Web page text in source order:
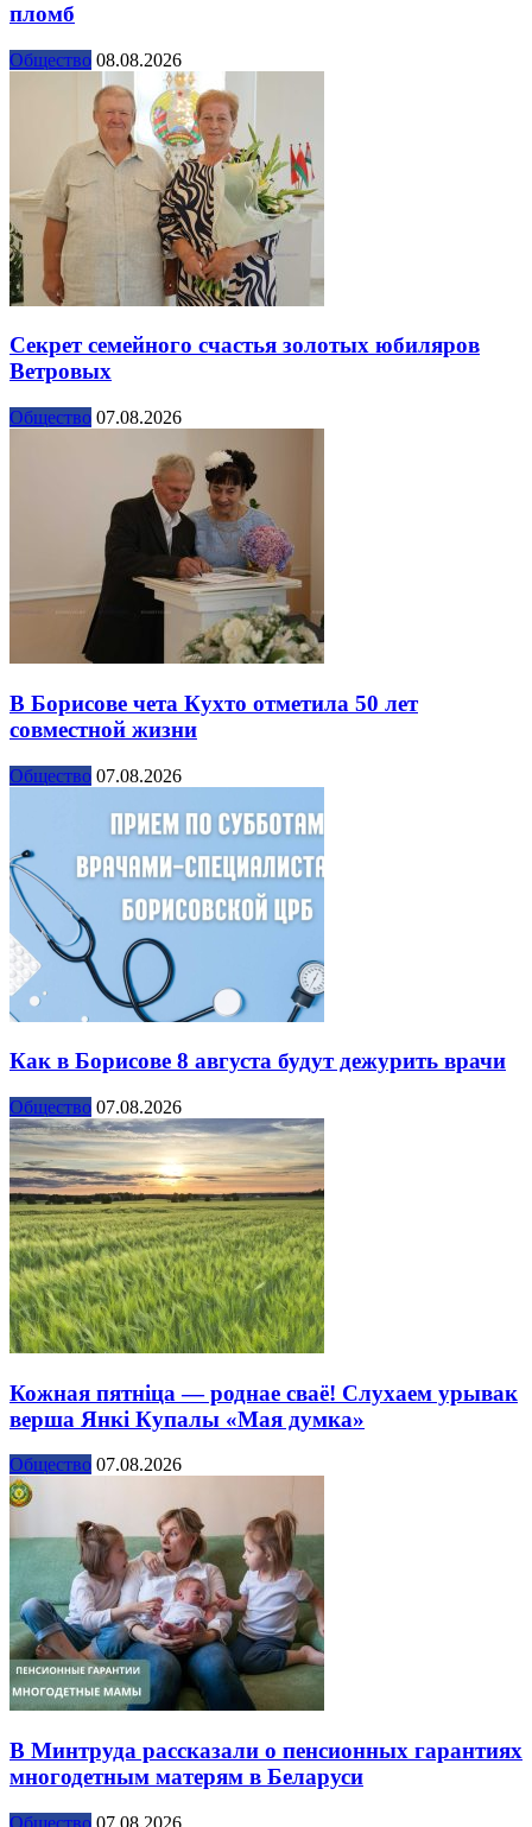
пломб
Общество 08.08.2026
Секрет семейного счастья золотых юбиляров
Ветровых
Общество 07.08.2026
В Борисове чета Кухто отметила 50 лет
совместной жизни
Общество 07.08.2026
Как в Борисове 8 августа будут дежурить врачи
Общество 07.08.2026
Кожная пятніца — роднае сваё! Слухаем урывак
верша Янкі Купалы «Мая думка»
Общество 07.08.2026
В Минтруда рассказали о пенсионных гарантиях
многодетным матерям в Беларуси
Общество 07.08.2026